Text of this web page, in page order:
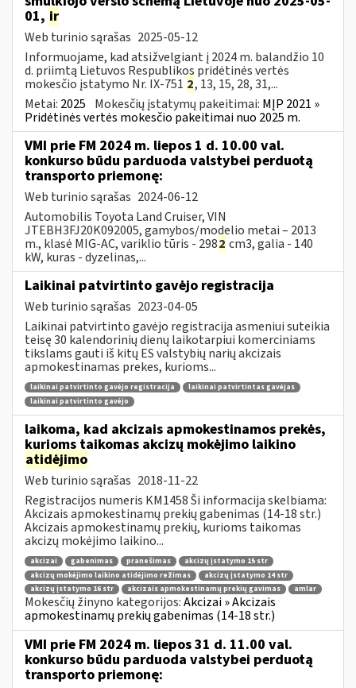
01, ir
Web turinio sąrašas 2025-05-12
Informuojame, kad atsižvelgiant į 2024 m. balandžio 10
d. priimtą Lietuvos Respublikos pridėtinės vertės
mokesčio įstatymo Nr. IX-751 2, 13, 15, 28, 31,...
Metai: 2025 Mokesčių įstatymų pakeitimai: MĮP 2021 »
Pridėtinės vertės mokesčio pakeitimai nuo 2025 m.
VMI prie FM 2024 m. liepos 1 d. 10.00 val.
konkurso būdu parduoda valstybei perduotą
transporto priemonę:
Web turinio sąrašas 2024-06-12
Automobilis Toyota Land Cruiser, VIN
JTEBH3FJ20K092005, gamybos/modelio metai – 2013
m., klasė MIG-AC, variklio tūris - 2982 cm3, galia - 140
kW, kuras - dyzelinas,...
Laikinai patvirtinto gavėjo registracija
Web turinio sąrašas 2023-04-05
Laikinai patvirtinto gavėjo registracija asmeniui suteikia
teisę 30 kalendorinių dienų laikotarpiui komerciniams
tikslams gauti iš kitų ES valstybių narių akcizais
apmokestinamas prekes, kurioms...
laikinai patvirtinto gavėjo registracija
laikinai patvirtintas gavėjas
laikinai patvirtinto gavėjo
laikoma, kad akcizais apmokestinamos prekės,
kurioms taikomas akcizų mokėjimo laikino
atidėjimo
Web turinio sąrašas 2018-11-22
Registracijos numeris KM1458 Ši informacija skelbiama:
Akcizais apmokestinamų prekių gabenimas (14-18 str.)
Akcizais apmokestinamų prekių, kurioms taikomas
akcizų mokėjimo laikino...
akcizai gabenimas pranešimas
akcizų įstatymo 15 str
akcizų mokėjimo laikino atidėjimo režimas
akcizų įstatymo 14 str
akcizų įstatymo 16 str
akcizais apmokestinamų prekių gavimas amlar
Mokesčių žinyno kategorijos:Akcizai » Akcizais
apmokestinamų prekių gabenimas (14-18 str.)
VMI prie FM 2024 m. liepos 31 d. 11.00 val.
konkurso būdu parduoda valstybei perduotą
transporto priemonę: